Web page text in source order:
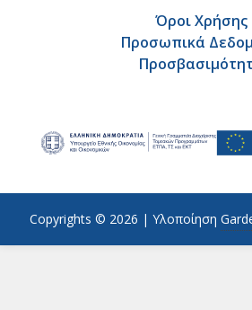
Όροι Χρήσης
Προσωπικά
Copyrights © 2026 | Υλοποίηση